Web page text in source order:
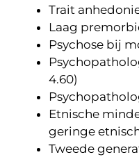
Trait anhedonie
Laag
Psychose bij
4.60)
Etnische
geringe
Tweede